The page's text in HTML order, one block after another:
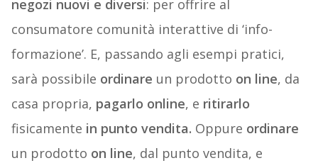
negozi nuovi e diversi: per offrire al
consumatore comunità interattive di ‘info-
formazione’. E, passando agli esempi pratici,
sarà possibile ordinare un prodotto on line, da
casa propria, pagarlo online, e ritirarlo
fisicamente in punto vendita. Oppure ordinare
un prodotto on line, dal punto vendita, e